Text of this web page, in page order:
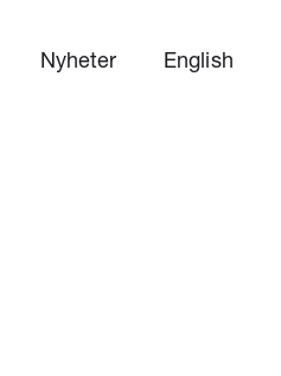
Nyheter English